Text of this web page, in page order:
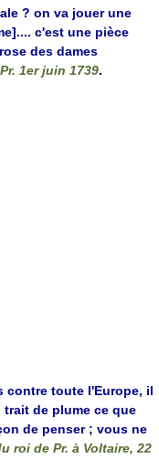
? on va jouer une
c'est une pièce
des dames
1er juin 1739.
contre toute l'Europe, il
de plume ce que
de penser ; vous ne
roi de Pr. à Voltaire, 22